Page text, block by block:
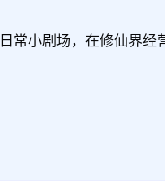
小剧场，在修仙界经